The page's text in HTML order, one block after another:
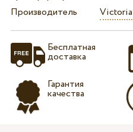
Производитель
Victoria
Бесплатная
доставка
Гарантия
качества